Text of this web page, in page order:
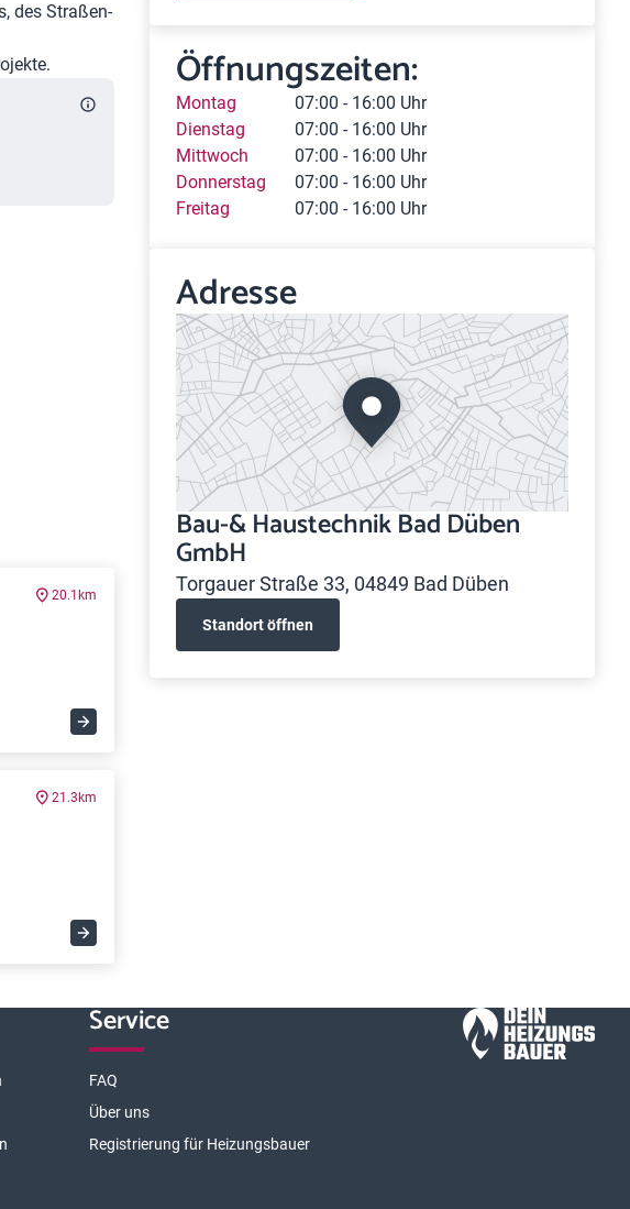
des Straßen-
20.1km
21.3km
Öffnungszeiten:
Montag
07:00 - 16:00 Uhr
Dienstag
07:00 - 16:00 Uhr
Mittwoch
07:00 - 16:00 Uhr
Donnerstag
07:00 - 16:00 Uhr
Freitag
07:00 - 16:00 Uhr
Adresse
Bau-& Haustechnik Bad Düben
GmbH
Torgauer Straße 33, 04849 Bad Düben
Standort öffnen
Service
FAQ
Über uns
Registrierung für Heizungsbauer